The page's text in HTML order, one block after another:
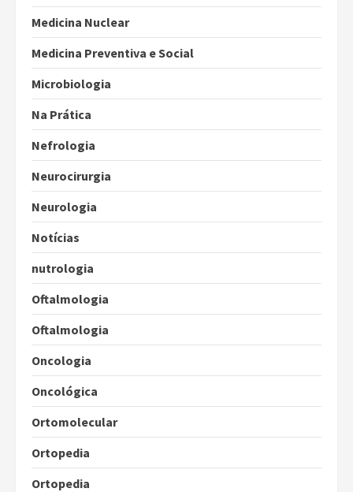
Medicina Nuclear
Medicina Preventiva e Social
Microbiologia
Na Prática
Nefrologia
Neurocirurgia
Neurologia
Notícias
nutrologia
Oftalmologia
Oftalmologia
Oncologia
Oncológica
Ortomolecular
Ortopedia
Ortopedia